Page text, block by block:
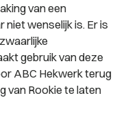
van een
wenselijk is. Er is
gebruik van deze
ABC Hekwerk terug
van Rookie te laten